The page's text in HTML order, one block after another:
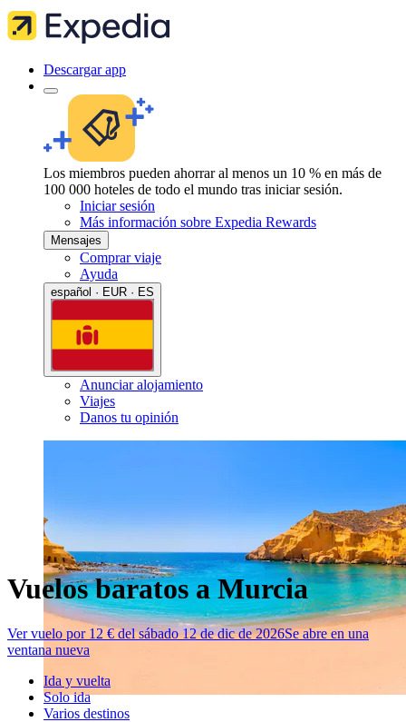
Descargar app
Los miembros pueden ahorrar al menos un 10 % en más de
100 000 hoteles de todo el mundo tras iniciar sesión.
Iniciar sesión
Más información sobre Expedia Rewards
Mensajes
Comprar viaje
Ayuda
español · EUR · ES
Anunciar alojamiento
Viajes
Danos tu opinión
Vuelos baratos a Murcia
Ver vuelo por 12 € del sábado 12 de dic de 2026Se abre en una
ventana nueva
Ida y vuelta
Solo ida
Varios destinos